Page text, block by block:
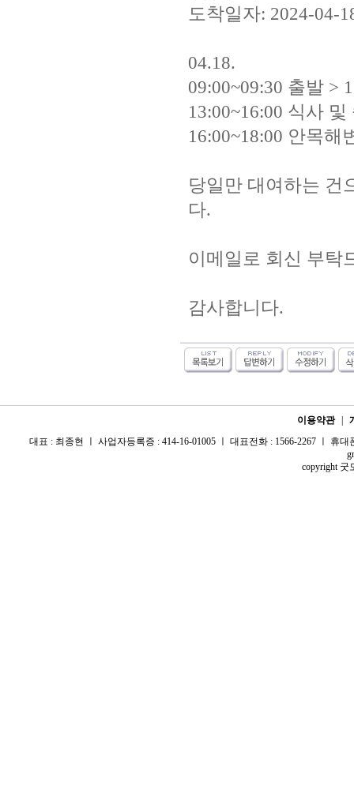
도착일자: 2024-04-
04.18.
09:00~09:30 출발 >
13:00~16:00 식사
16:00~18:00 안목
당일만 대여하는 건
다.
이메일로 회신 부탁
감사합니다.
이용약관
대표 : 최종현 ㅣ 사업자등록증 : 414-16-01005 ㅣ 대표전화 : 1566-2267 ㅣ 휴
copyright 굿